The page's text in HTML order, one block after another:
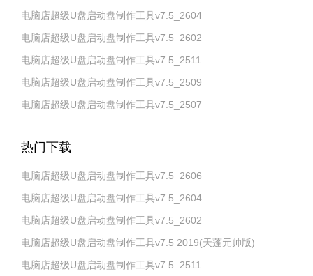
电脑店超级U盘启动盘制作工具v7.5_2604
电脑店超级U盘启动盘制作工具v7.5_2602
电脑店超级U盘启动盘制作工具v7.5_2511
电脑店超级U盘启动盘制作工具v7.5_2509
电脑店超级U盘启动盘制作工具v7.5_2507
热门下载
电脑店超级U盘启动盘制作工具v7.5_2606
电脑店超级U盘启动盘制作工具v7.5_2604
电脑店超级U盘启动盘制作工具v7.5_2602
电脑店超级U盘启动盘制作工具v7.5 2019(天蓬元帅版)
电脑店超级U盘启动盘制作工具v7.5_2511